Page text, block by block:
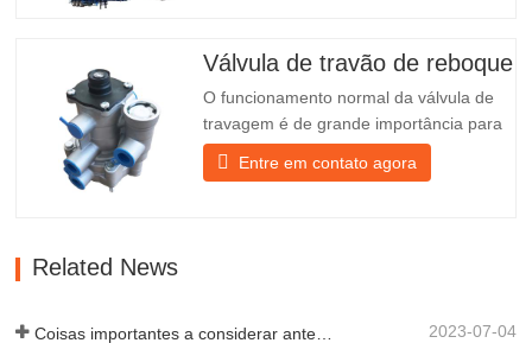
parte da frente do candeeiro para o
Válvula de travão de reboque
O funcionamento normal da válvula de
travagem é de grande importância para
o estacionamento. Fornece suporte
técnico para a travagem suave do
Entre em contato agora
Related News
2023-07-04